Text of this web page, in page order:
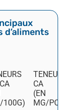
d’aliments
100G)
TENEURS
CA
(EN
MG/